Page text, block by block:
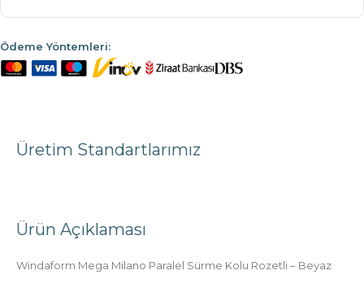
Ödeme Yöntemleri:
Ürün Açıklaması
Windaform Mega Milano Paralel Sürme Kolu Rozetli – Beyaz
Üretim Standartlarımız